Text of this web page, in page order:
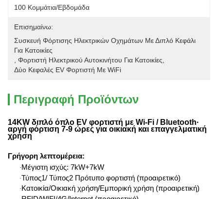
100 Κομμάτια/εβδομάδα
Επισημαίνω:
Συσκευή Φόρτισης Ηλεκτρικών Οχημάτων Με Διπλό Κεφάλι
Για Κατοικίες
Φορτιστή Ηλεκτρικού Αυτοκινήτου Για Κατοικίες
Δύο Κεφαλές EV Φορτιστή Με WiFi
Περιγραφή Προϊόντων
14KW διπλό όπλο EV φορτιστή με Wi-Fi / Bluetooth∙
αργή φόρτιση 7-9 ώρες για οικιακή και επαγγελματική
χρήση
Γρήγορη λεπτομέρεια:
· Μέγιστη ισχύς: 7kW+7kW
·Τύπος1/ Τύπος2 Πρότυπο φορτιστή (προαιρετικό)
· Κατοικία/Οικιακή χρήση/Εμπορική χρήση (προαιρετική)